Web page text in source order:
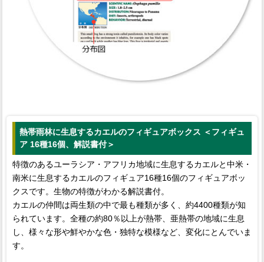
熱帯雨林に生息するカエルのフィギュアボックス ＜フィギュ
ア 16種16個、解説書付＞
特徴のあるユーラシア・アフリカ地域に生息するカエルと中米・
南米に生息するカエルのフィギュア16種16個のフィギュアボッ
クスです。生物の特徴がわかる解説書付。
カエルの仲間は両生類の中で最も種類が多く、約4400種類が知
られています。全種の約80％以上が熱帯、亜熱帯の地域に生息
し、様々な形や鮮やかな色・独特な模様など、変化にとんでいま
す。